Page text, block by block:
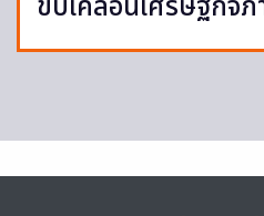
ขับเคลื่อนเศรษฐกิจภ